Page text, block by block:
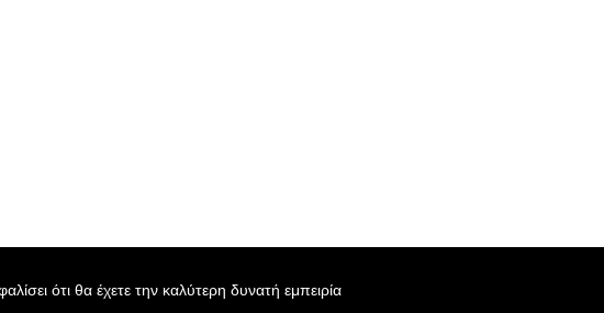
ότι θα έχετε την καλύτερη δυνατή εμπειρία